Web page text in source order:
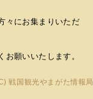
々にお集まりいただ
願いいたします。
戦国観光やまがた情報局